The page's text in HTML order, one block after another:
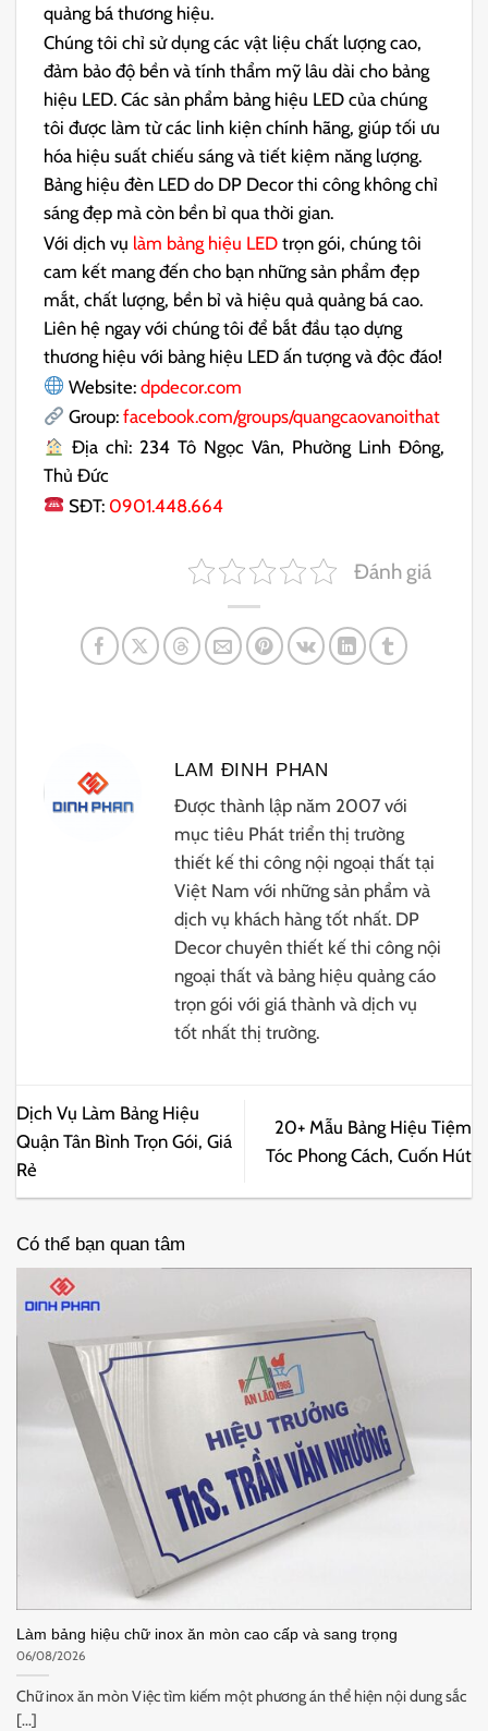
quảng bá thương hiệu.
Chúng tôi chỉ sử dụng các vật liệu chất lượng cao,
đảm bảo độ bền và tính thẩm mỹ lâu dài cho bảng
hiệu LED. Các sản phẩm bảng hiệu LED của chúng
tôi được làm từ các linh kiện chính hãng, giúp tối ưu
hóa hiệu suất chiếu sáng và tiết kiệm năng lượng.
Bảng hiệu đèn LED do DP Decor thi công không chỉ
sáng đẹp mà còn bền bỉ qua thời gian.
Với dịch vụ làm bảng hiệu LED trọn gói, chúng tôi
cam kết mang đến cho bạn những sản phẩm đẹp
mắt, chất lượng, bền bỉ và hiệu quả quảng bá cao.
Liên hệ ngay với chúng tôi để bắt đầu tạo dựng
thương hiệu với bảng hiệu LED ấn tượng và độc đáo!
Website:dpdecor.com
Group: facebook.com/groups/quangcaovanoithat
Địa chỉ: 234 Tô Ngọc Vân, Phường Linh Đông,
Thủ Đức
SĐT: 0901.448.664
Đánh giá
LAM ĐINH PHAN
Được thành lập năm 2007 với
mục tiêu Phát triển thị trường
thiết kế thi công nội ngoại thất tại
Việt Nam với những sản phẩm và
dịch vụ khách hàng tốt nhất. DP
Decor chuyên thiết kế thi công nội
ngoại thất và bảng hiệu quảng cáo
trọn gói với giá thành và dịch vụ
tốt nhất thị trường.
Dịch Vụ Làm Bảng Hiệu
Quận Tân Bình Trọn Gói, Giá
Rẻ
20+ Mẫu Bảng Hiệu Tiệm
Tóc Phong Cách, Cuốn Hút
Có thể bạn quan tâm
Làm bảng hiệu chữ inox ăn mòn cao cấp và sang trọng
06/08/2026
Chữ inox ăn mòn Việc tìm kiếm một phương án thể hiện nội dung sắc
[...]